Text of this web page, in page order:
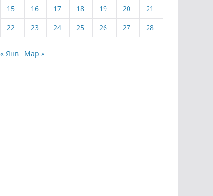
15 16 17 18 19 20 21
22 23 24 25 26 27 28
« Янв Мар »